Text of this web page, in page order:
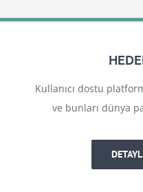
Kullanıcı dostu
ve bunları dünya